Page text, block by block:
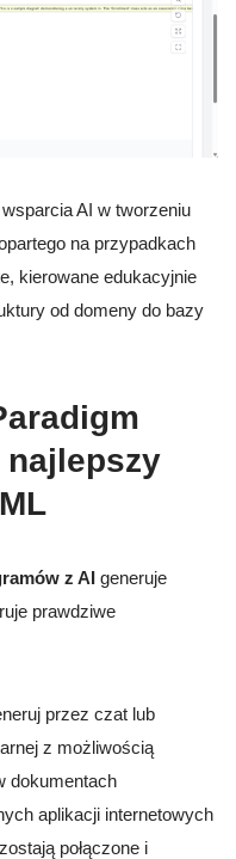
AI w tworzeniu
na przypadkach
kierowane edukacyjnie
od domeny do bazy
z AI generuje
prawdziwe
przez czat lub
z możliwością
dokumentach
aplikacji internetowych
połączone i